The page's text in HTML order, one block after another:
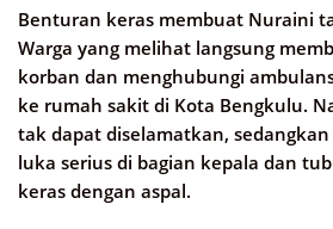
Benturan keras membuat Nuraini
Warga yang melihat langsung
korban dan menghubungi
ke rumah sakit di Kota Bengkulu.
tak dapat diselamatkan,
luka serius di bagian kepala dan
keras dengan aspal.